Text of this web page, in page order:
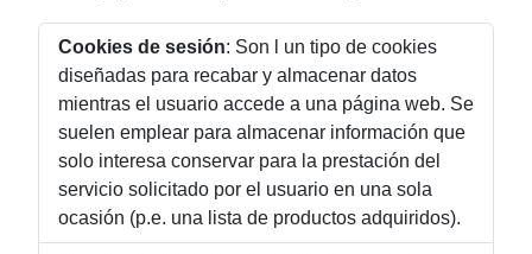
Cookies de sesión: Son l un tipo de cookies
diseñadas para recabar y almacenar datos
mientras el usuario accede a una página web. Se
suelen emplear para almacenar información que
solo interesa conservar para la prestación del
servicio solicitado por el usuario en una sola
ocasión (p.e. una lista de productos adquiridos).